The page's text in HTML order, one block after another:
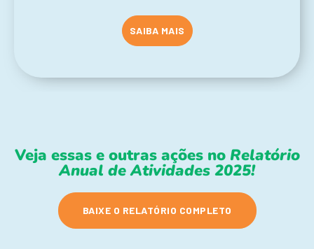
SAIBA MAIS
Veja essas e outras ações no Relatório
Anual de Atividades 2025!
BAIXE O RELATÓRIO COMPLETO